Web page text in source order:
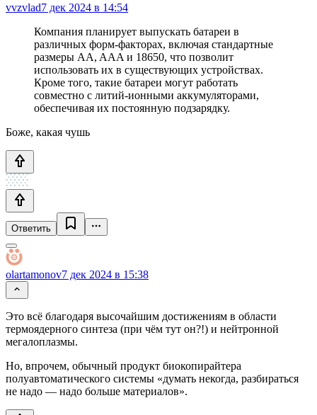
vvzvlad7 дек 2024 в 14:54
Компания планирует выпускать батареи в
различных форм-факторах, включая стандартные
размеры AA, AAA и 18650, что позволит
использовать их в существующих устройствах.
Кроме того, такие батареи могут работать
совместно с литий-ионными аккумуляторами,
обеспечивая их постоянную подзарядку.
Боже, какая чушь
Ответить
olartamonov7 дек 2024 в 15:38
Это всё благодаря высочайшим достижениям в области
термоядерного синтеза (при чём тут он?!) и нейтронной
мегалоплазмы.
Но, впрочем, обычный продукт биокопирайтера
полуавтоматического системы «думать некогда, разбираться
не надо — надо больше материалов».